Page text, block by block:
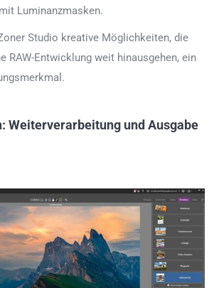
Luminanzmasken.
Studio kreative Möglichkeiten, die
RAW-Entwicklung weit hinausgehen, ein
Weiterverarbeitung und Ausgabe